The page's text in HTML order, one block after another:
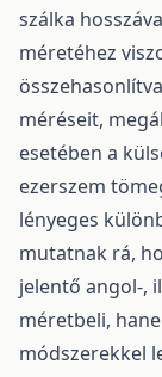
szálka
méretéhez
méréseit,
esetében a
ezerszem
lényeges
mutatnak rá,
jelentő angol-,
méretbeli,
módszerekkel